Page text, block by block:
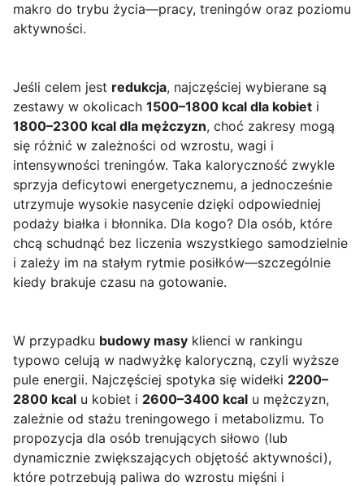
makro do trybu życia—pracy, treningów oraz poziomu
aktywności.
Jeśli celem jest redukcja, najczęściej wybierane są
zestawy w okolicach 1500–1800 kcal dla kobiet i
1800–2300 kcal dla mężczyzn, choć zakresy mogą
się różnić w zależności od wzrostu, wagi i
intensywności treningów. Taka kaloryczność zwykle
sprzyja deficytowi energetycznemu, a jednocześnie
utrzymuje wysokie nasycenie dzięki odpowiedniej
podaży białka i błonnika. Dla kogo? Dla osób, które
chcą schudnąć bez liczenia wszystkiego samodzielnie
i zależy im na stałym rytmie posiłków—szczególnie
kiedy brakuje czasu na gotowanie.
W przypadku budowy masy klienci w rankingu
typowo celują w nadwyżkę kaloryczną, czyli wyższe
pule energii. Najczęściej spotyka się widełki 2200–
2800 kcal u kobiet i 2600–3400 kcal u mężczyzn,
zależnie od stażu treningowego i metabolizmu. To
propozycja dla osób trenujących siłowo (lub
dynamicznie zwiększających objętość aktywności),
które potrzebują paliwa do wzrostu mięśni i